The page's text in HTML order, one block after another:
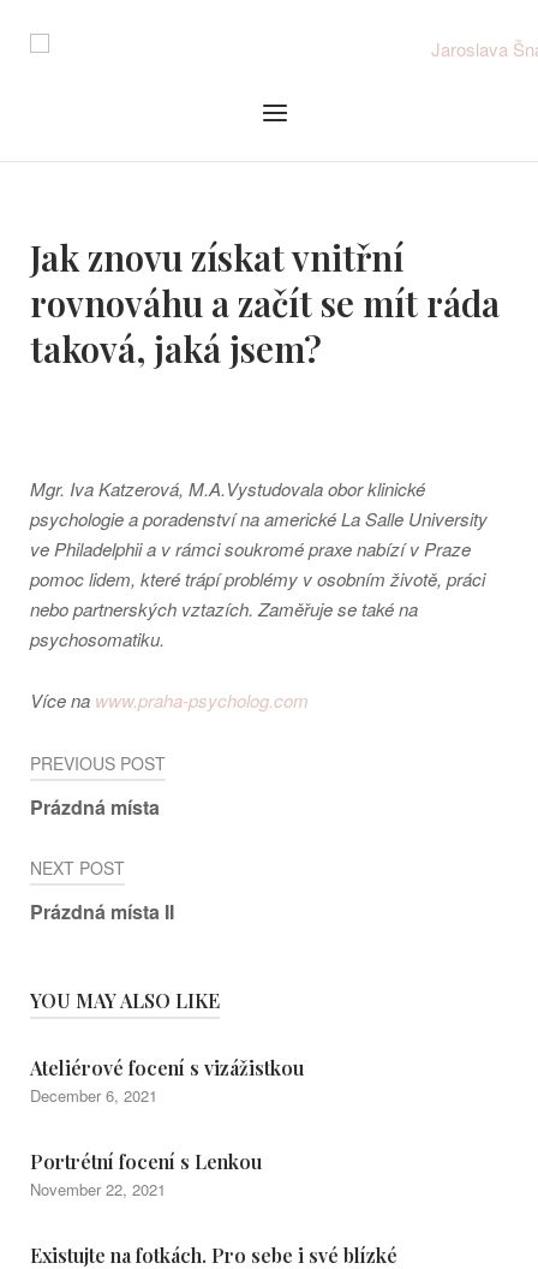
Menu
Jak znovu získat vnitřní
rovnováhu a začít se mít ráda
taková, jaká jsem?
Mgr. Iva Katzerová, M.A.Vystudovala obor klinické
psychologie a poradenství na americké La Salle University
ve Philadelphii a v rámci soukromé praxe nabízí v Praze
pomoc lidem, které trápí problémy v osobním životě, práci
nebo partnerských vztazích. Zaměřuje se také na
psychosomatiku.
Více na www.praha-psycholog.com
Post
navigation
PREVIOUS POST
Prázdná místa
NEXT POST
Prázdná místa II
YOU MAY ALSO LIKE
Ateliérové focení s vizážistkou
December 6, 2021
Portrétní focení s Lenkou
November 22, 2021
Existujte na fotkách. Pro sebe i své blízké